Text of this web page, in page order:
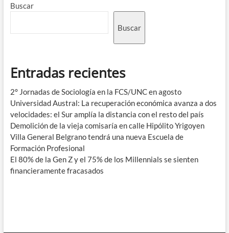
Buscar
Buscar
Entradas recientes
2° Jornadas de Sociología en la FCS/UNC en agosto
Universidad Austral: La recuperación económica avanza a dos
velocidades: el Sur amplía la distancia con el resto del país
Demolición de la vieja comisaría en calle Hipólito Yrigoyen
Villa General Belgrano tendrá una nueva Escuela de
Formación Profesional
El 80% de la Gen Z y el 75% de los Millennials se sienten
financieramente fracasados